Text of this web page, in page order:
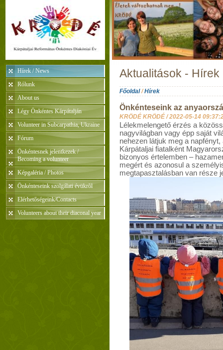
Hírek / News
Rólunk
About us
Légy Önkéntes Kárpátalján
Volunteer in Subcarpathia, Ukraine
Fórum
Önkéntesnek jelentkezek /
Becoming a volunteer
Képgaléria / Photos
Önkénteseink szolgálati évükrõl
Elérhetőségeink/Contacts
Volunteers about their diaconal year
Aktualitások - Hírek
Főoldal/Hírek
Önkénteseink az
KRÖDÉ KRÖDÉ /2022-05-14
Lélekmelengető érzés a
nagyvilágban vagy épp saját
nehezen látjuk meg a
Kárpátaljai fiatalként
bizonyos értelemben –
megért és azonosul a
megtapasztalásban van része